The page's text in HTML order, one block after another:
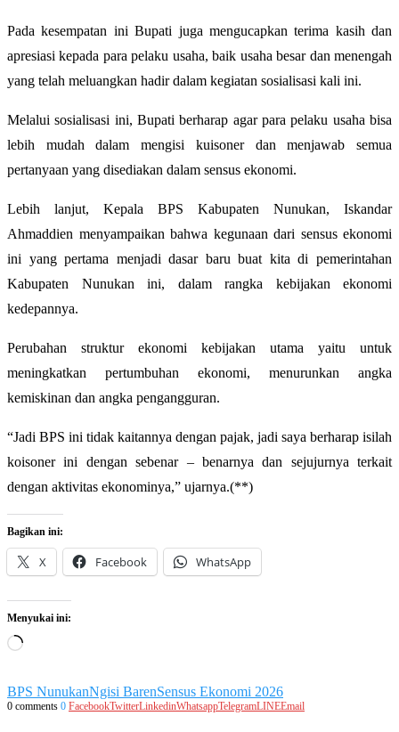
Pada kesempatan ini Bupati juga mengucapkan terima kasih dan
apresiasi kepada para pelaku usaha, baik usaha besar dan menengah
yang telah meluangkan hadir dalam kegiatan sosialisasi kali ini.
Melalui sosialisasi ini, Bupati berharap agar para pelaku usaha bisa
lebih mudah dalam mengisi kuisoner dan menjawab semua
pertanyaan yang disediakan dalam sensus ekonomi.
Lebih lanjut, Kepala BPS Kabupaten Nunukan, Iskandar
Ahmaddien menyampaikan bahwa kegunaan dari sensus ekonomi
ini yang pertama menjadi dasar baru buat kita di pemerintahan
Kabupaten Nunukan ini, dalam rangka kebijakan ekonomi
kedepannya.
Perubahan struktur ekonomi kebijakan utama yaitu untuk
meningkatkan pertumbuhan ekonomi, menurunkan angka
kemiskinan dan angka pengangguran.
“Jadi BPS ini tidak kaitannya dengan pajak, jadi saya berharap isilah
koisoner ini dengan sebenar – benarnya dan sejujurnya terkait
dengan aktivitas ekonominya,” ujarnya.(**)
Bagikan ini:
X Facebook WhatsApp
Menyukai ini:
Memuat...
BPS NunukanNgisi BarenSensus Ekonomi 2026
0 comments 0 FacebookTwitterLinkedinWhatsappTelegramLINEEmail